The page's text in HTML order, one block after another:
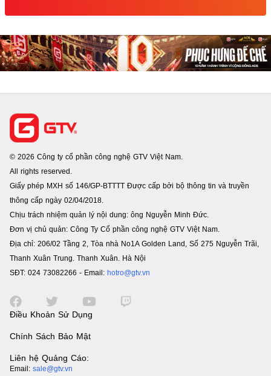
© 2026 Công ty cổ phần công nghệ GTV Việt Nam.
All rights reserved.
Giấy phép MXH số 146/GP-BTTTT Được cấp bởi bộ thông tin và truyền
thông cấp ngày 02/04/2018.
Chịu trách nhiệm quản lý nội dung: ông Nguyễn Minh Đức.
Đơn vị chủ quản: Công Ty Cổ phần công nghệ GTV Việt Nam.
Địa chỉ: 206/02 Tầng 2, Tòa nhà No1A Golden Land, Số 275 Nguyễn Trãi,
Thanh Xuân Trung. Thanh Xuân. Hà Nội
SĐT: 024 73082266 - Email: hotro@gtv.vn
Điều Khoản Sử Dụng
Chính Sách Bảo Mật
Liên hệ Quảng Cáo:
Email: sale@gtv.vn